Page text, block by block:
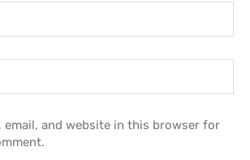
email, and website in this browser for